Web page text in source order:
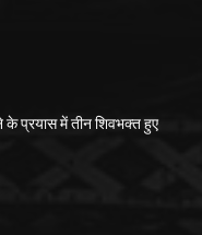
के प्रयास में तीन शिवभक्त हुए